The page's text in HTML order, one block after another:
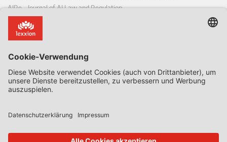
AIRe – Journal of AI Law and Regulation
CCLR – Carbon & Climate Law Review
CoRe – European Competition and Regulatory Law Review
EDSeQ – European Defence & Security Law & Policy Quarterly
EFFL – European Food and Feed Law Review
EHPL – European Health & Pharmaceutical Law Review
EPPPL – European Procurement & Public Private Partnership Law
EStAL – European State Aid Law Quarterly
EurUP – Zeitschrift für Europäisches Umwelt- und Planungsrecht